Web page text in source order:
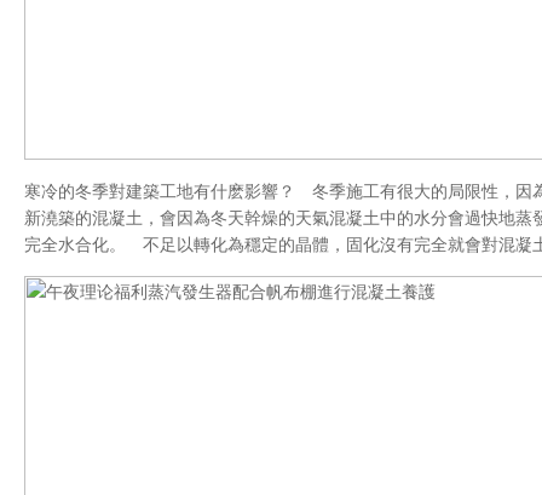
寒冷的冬季對建築工地有什麽影響？ 冬季施工有很大的局限性，因
新澆築的混凝土，會因為冬天幹燥的天氣混凝土中的水分會過快地蒸
完全水合化。 不足以轉化為穩定的晶體，固化沒有完全就會對混凝